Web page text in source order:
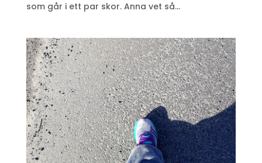
som går i ett par skor. Anna vet så...